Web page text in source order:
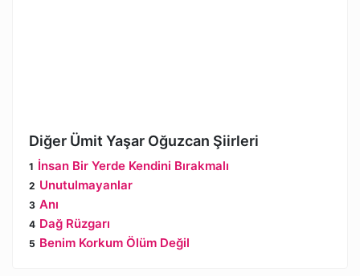
Diğer Ümit Yaşar Oğuzcan Şiirleri
İnsan Bir Yerde Kendini Bırakmalı
Unutulmayanlar
Anı
Dağ Rüzgarı
Benim Korkum Ölüm Değil